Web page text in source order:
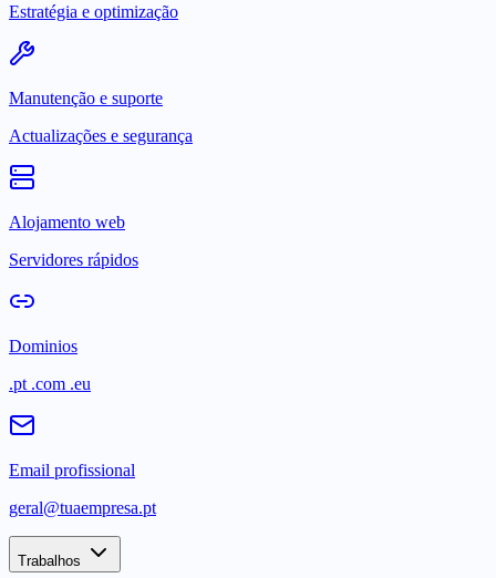
Estratégia e optimização
Manutenção e suporte
Actualizações e segurança
Alojamento web
Servidores rápidos
Dominios
.pt .com .eu
Email profissional
geral@tuaempresa.pt
Trabalhos